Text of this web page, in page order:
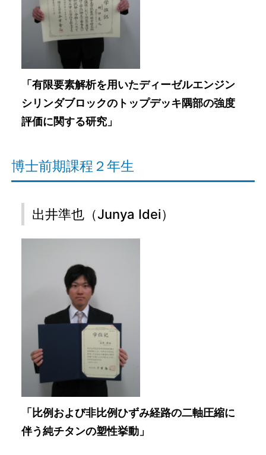
「有限要素解析を用いたディーゼルエンジン
シリンダブロックのトップデッキ隅部の強度
評価に関する研究」
博士前期課程２年生
出井準也（Junya Idei）
「比例および非比例ひずみ経路の二軸圧縮に
伴う純チタンの塑性挙動」